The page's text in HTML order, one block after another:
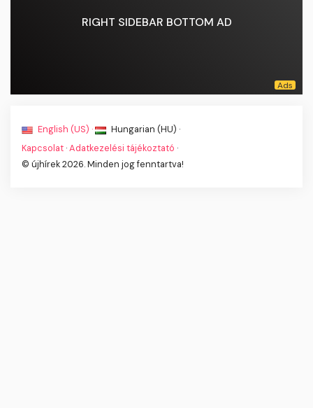
RIGHT SIDEBAR BOTTOM AD
English (US) ·
Hungarian (HU) ·
Kapcsolat ·Adatkezelési tájékoztató ·
© újhírek 2026. Minden jog fenntartva!